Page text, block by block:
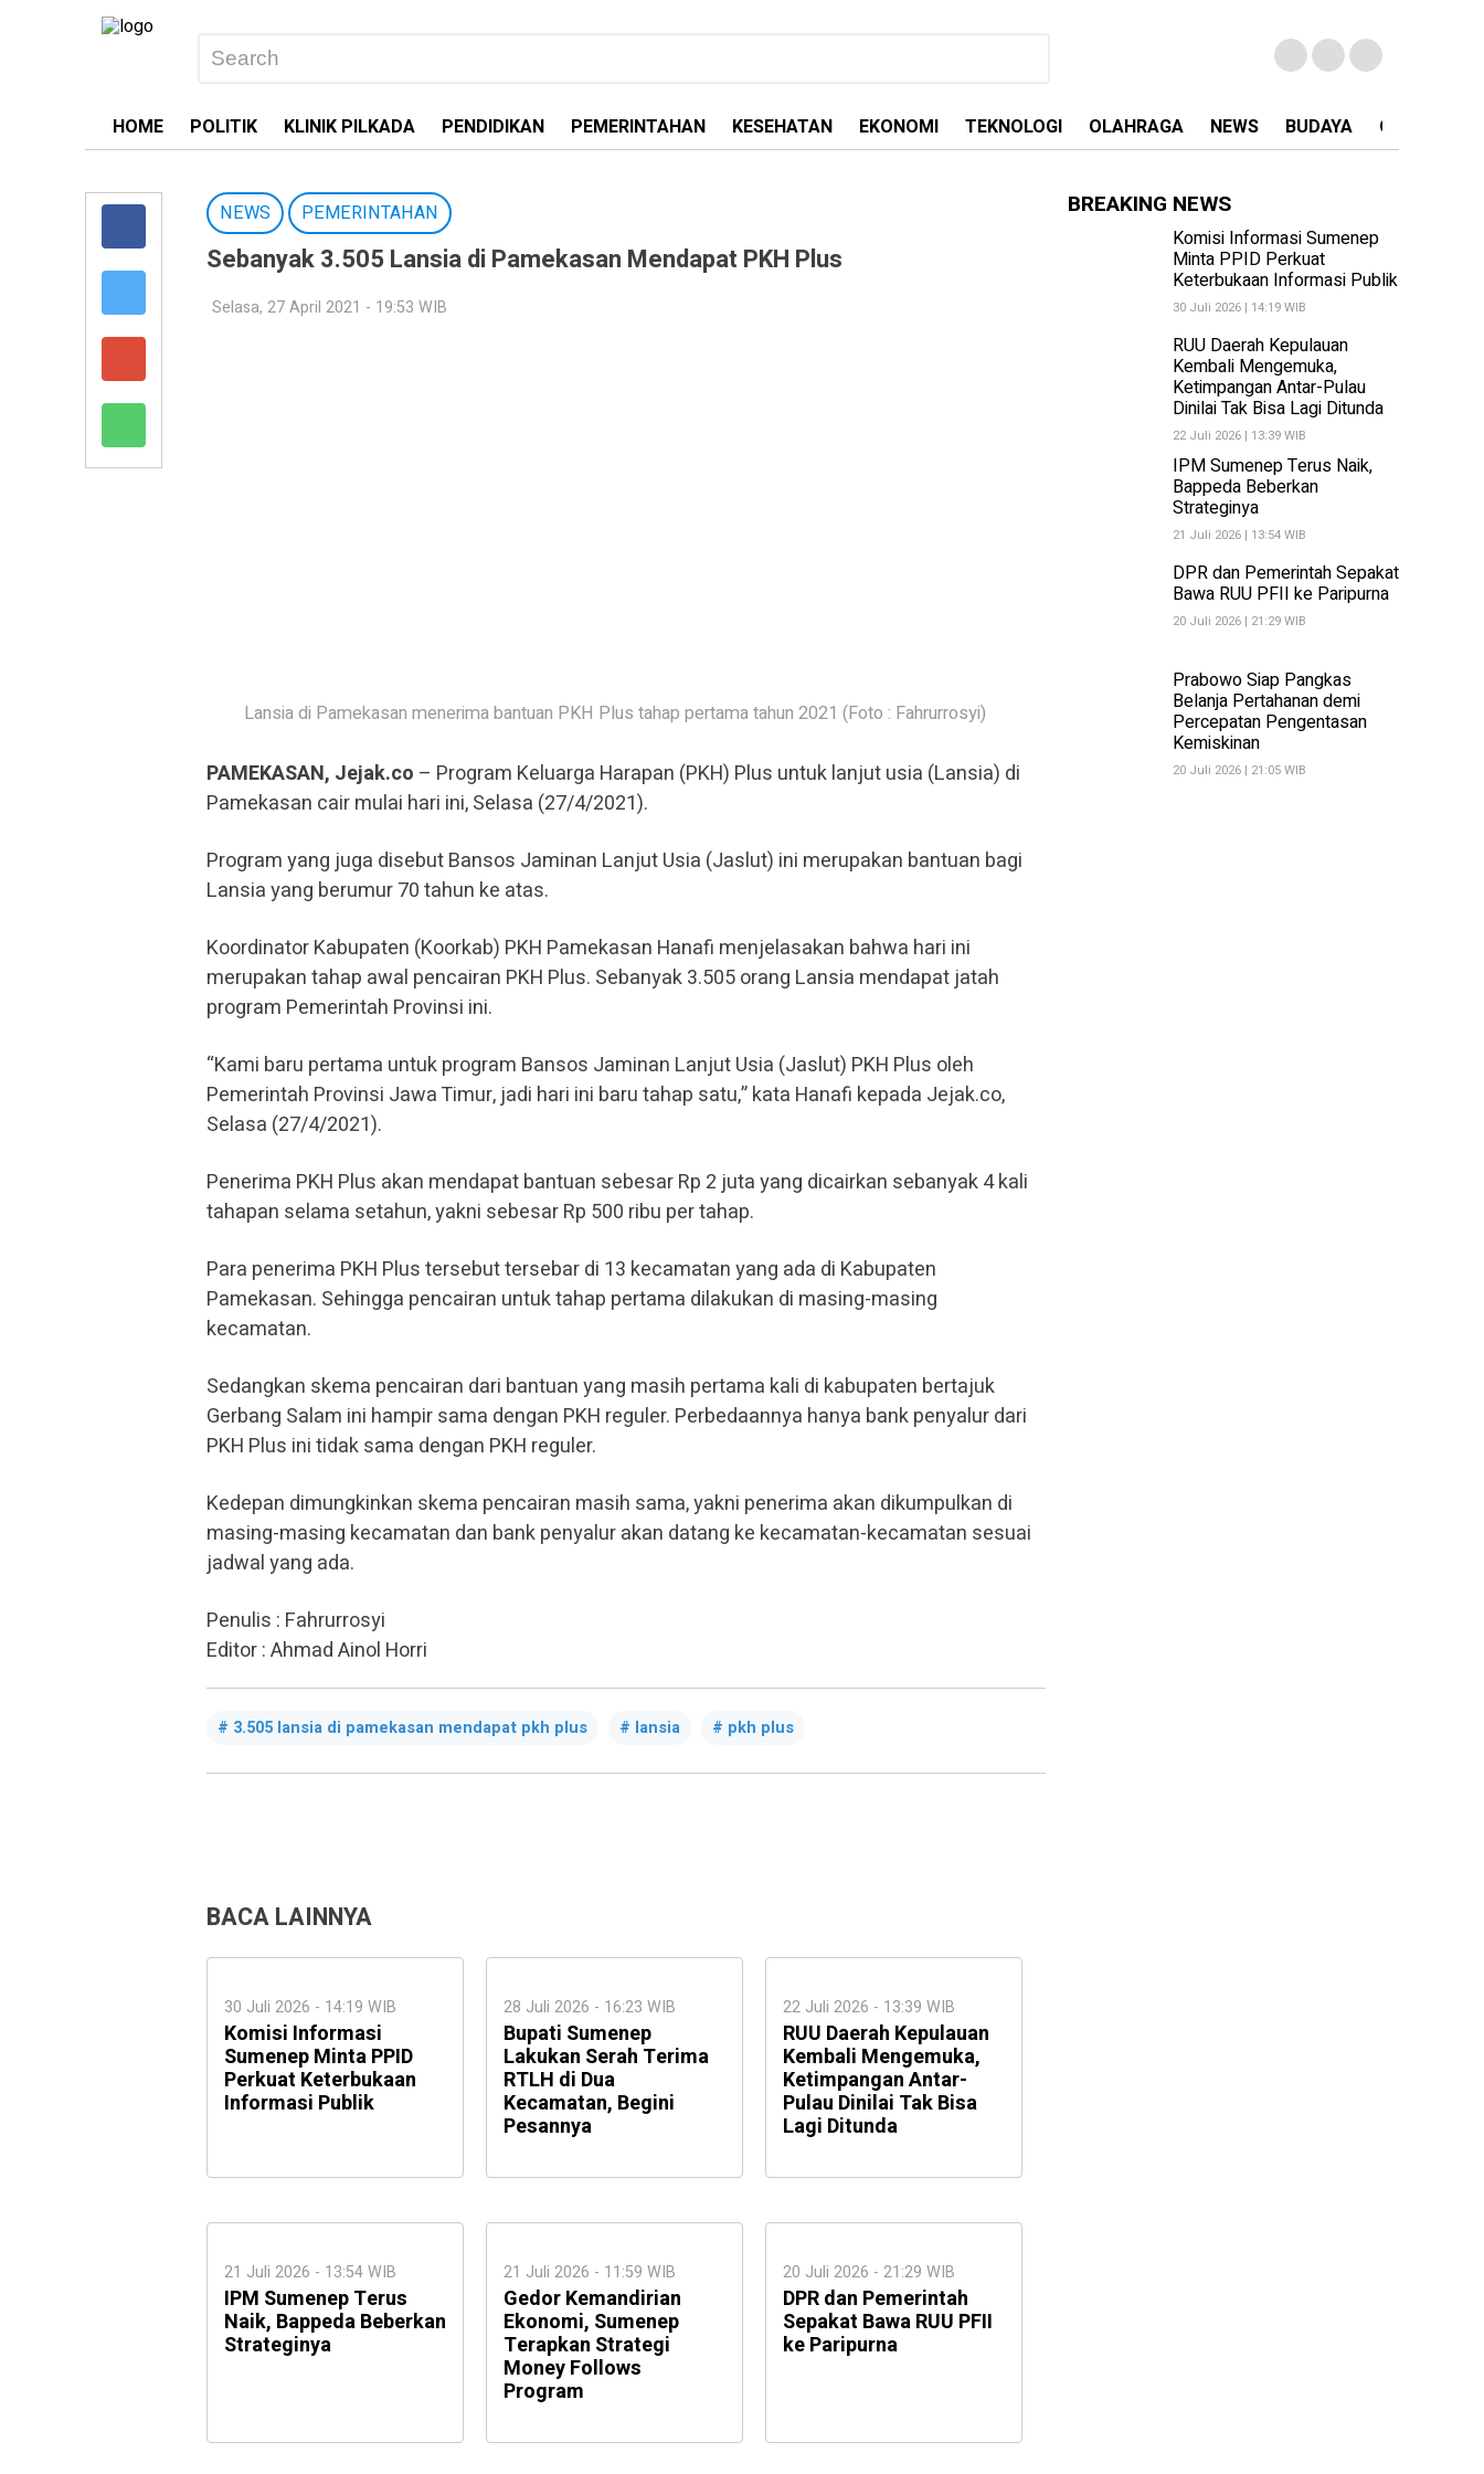
HOME POLITIK KLINIK PILKADA PENDIDIKAN PEMERINTAHAN KESEHATAN EKONOMI TEKNOLOGI OLAHRAGA NEWS BUDAYA OPINI
NEWS PEMERINTAHAN
Sebanyak 3.505 Lansia di Pamekasan Mendapat PKH Plus
Selasa, 27 April 2021 - 19:53 WIB
Lansia di Pamekasan menerima bantuan PKH Plus tahap pertama tahun 2021 (Foto : Fahrurrosyi)
PAMEKASAN, Jejak.co – Program Keluarga Harapan (PKH) Plus untuk lanjut usia (Lansia) di
Pamekasan cair mulai hari ini, Selasa (27/4/2021).
Program yang juga disebut Bansos Jaminan Lanjut Usia (Jaslut) ini merupakan bantuan bagi
Lansia yang berumur 70 tahun ke atas.
Koordinator Kabupaten (Koorkab) PKH Pamekasan Hanafi menjelasakan bahwa hari ini
merupakan tahap awal pencairan PKH Plus. Sebanyak 3.505 orang Lansia mendapat jatah
program Pemerintah Provinsi ini.
“Kami baru pertama untuk program Bansos Jaminan Lanjut Usia (Jaslut) PKH Plus oleh
Pemerintah Provinsi Jawa Timur, jadi hari ini baru tahap satu,” kata Hanafi kepada Jejak.co,
Selasa (27/4/2021).
Penerima PKH Plus akan mendapat bantuan sebesar Rp 2 juta yang dicairkan sebanyak 4 kali
tahapan selama setahun, yakni sebesar Rp 500 ribu per tahap.
Para penerima PKH Plus tersebut tersebar di 13 kecamatan yang ada di Kabupaten
Pamekasan. Sehingga pencairan untuk tahap pertama dilakukan di masing-masing
kecamatan.
Sedangkan skema pencairan dari bantuan yang masih pertama kali di kabupaten bertajuk
Gerbang Salam ini hampir sama dengan PKH reguler. Perbedaannya hanya bank penyalur dari
PKH Plus ini tidak sama dengan PKH reguler.
Kedepan dimungkinkan skema pencairan masih sama, yakni penerima akan dikumpulkan di
masing-masing kecamatan dan bank penyalur akan datang ke kecamatan-kecamatan sesuai
jadwal yang ada.
Penulis : Fahrurrosyi
Editor : Ahmad Ainol Horri
3.505 lansia di pamekasan mendapat pkh plus lansia pkh plus
BACA LAINNYA
30 Juli 2026 - 14:19 WIB
Komisi Informasi
Sumenep Minta PPID
Perkuat Keterbukaan
Informasi Publik
28 Juli 2026 - 16:23 WIB
Bupati Sumenep
Lakukan Serah Terima
RTLH di Dua
Kecamatan, Begini
Pesannya
22 Juli 2026 - 13:39 WIB
RUU Daerah Kepulauan
Kembali Mengemuka,
Ketimpangan Antar-
Pulau Dinilai Tak Bisa
Lagi Ditunda
21 Juli 2026 - 13:54 WIB
IPM Sumenep Terus
Naik, Bappeda Beberkan
Strateginya
21 Juli 2026 - 11:59 WIB
Gedor Kemandirian
Ekonomi, Sumenep
Terapkan Strategi
Money Follows
Program
20 Juli 2026 - 21:29 WIB
DPR dan Pemerintah
Sepakat Bawa RUU PFII
ke Paripurna
BREAKING NEWS
Komisi Informasi Sumenep
Minta PPID Perkuat
Keterbukaan Informasi Publik
30 Juli 2026 | 14:19 WIB
RUU Daerah Kepulauan
Kembali Mengemuka,
Ketimpangan Antar-Pulau
Dinilai Tak Bisa Lagi Ditunda
22 Juli 2026 | 13:39 WIB
IPM Sumenep Terus Naik,
Bappeda Beberkan
Strateginya
21 Juli 2026 | 13:54 WIB
DPR dan Pemerintah Sepakat
Bawa RUU PFII ke Paripurna
20 Juli 2026 | 21:29 WIB
Prabowo Siap Pangkas
Belanja Pertahanan demi
Percepatan Pengentasan
Kemiskinan
20 Juli 2026 | 21:05 WIB